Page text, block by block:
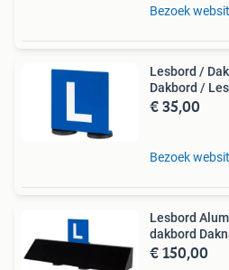
Bezoek
Lesbord /
Dakbord /
€ 35,00
Bezoek
Lesbord
dakbord
€ 150,00